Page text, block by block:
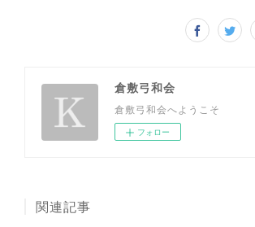
倉敷弓和会
倉敷弓和会へようこそ
フォロー
関連記事